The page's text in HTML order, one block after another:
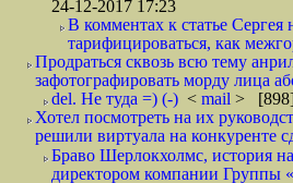
24-12-2017 17:23
В комментах к статье
тарифицироваться, как
Продраться сквозь всю тему
зафотографировать морду лица
del. Не туда =) (-) < mail >
Хотел посмотреть на их
решили виртуала на конкуренте
Браво Шерлокхолмс, история
директором компании Группы